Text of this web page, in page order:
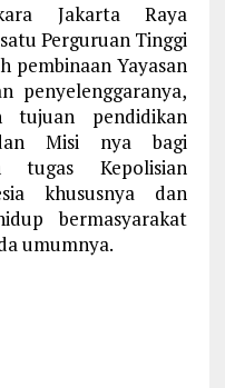
Jakarta Raya
Perguruan Tinggi
pembinaan Yayasan
penyelenggaranya,
tujuan pendidikan
Misi nya bagi
tugas Kepolisian
khususnya dan
bermasyarakat
umumnya.